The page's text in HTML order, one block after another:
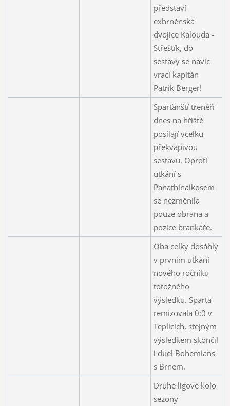
představí
exbrněnská
dvojice Kalouda -
Střeštík, do
sestavy se navíc
vrací kapitán
Patrik Berger!
Sparťanští trenéři
dnes na hřiště
posílají vcelku
překvapivou
sestavu. Oproti
utkání s
Panathinaikosem
se nezměnila
pouze obrana a
pozice brankáře.
Oba celky dosáhly
v prvním utkání
nového ročníku
totožného
výsledku. Sparta
remizovala 0:0 v
Teplicích, stejným
výsledkem skončil
i duel Bohemians
s Brnem.
Druhé ligové kolo
sezony